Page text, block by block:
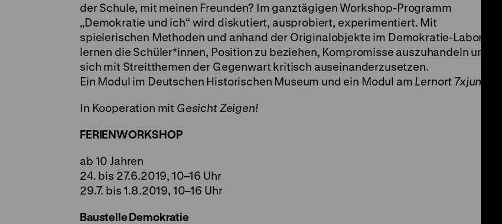
der Schule, mit meinen Freunden? Im ganztägigen Workshop-Programm
„Demokratie und ich“ wird diskutiert, ausprobiert, experimentiert. Mit
spielerischen Methoden und anhand der Originalobjekte im Demokratie-Labor
lernen die Schüler*innen, Position zu beziehen, Kompromisse auszuhandeln und
sich mit Streitthemen der Gegenwart kritisch auseinanderzusetzen.
Ein Modul im Deutschen Historischen Museum und ein Modul am Lernort 7xjung
In Kooperation mit Gesicht Zeigen!
FERIENWORKSHOP
ab 10 Jahren
24. bis 27.6.2019, 10–16 Uhr
29.7. bis 1.8.2019, 10–16 Uhr
Baustelle Demokratie